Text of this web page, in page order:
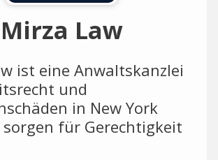
Mirza Law
ist eine Anwaltskanzlei
und
in New York
sorgen für Gerechtigkeit